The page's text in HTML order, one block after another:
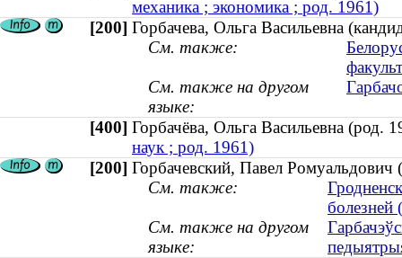
механика ; экономика ; род. 1961)
[200] Горбачева, Ольга Васильевна
См. также:
См. также на другом
языке:
[400] Горбачёва, Ольга Васильевна
наук ; род. 1961)
[200] Горбачевский, Павел
См. также:
болезней
См. также на другом
языке: